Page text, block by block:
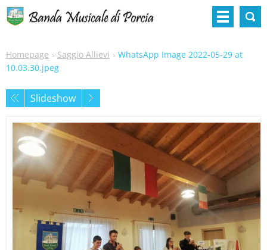
Homepage Saggio Allievi
WhatsApp Image 2022-05-29 at
10.03.30.jpeg
Slideshow